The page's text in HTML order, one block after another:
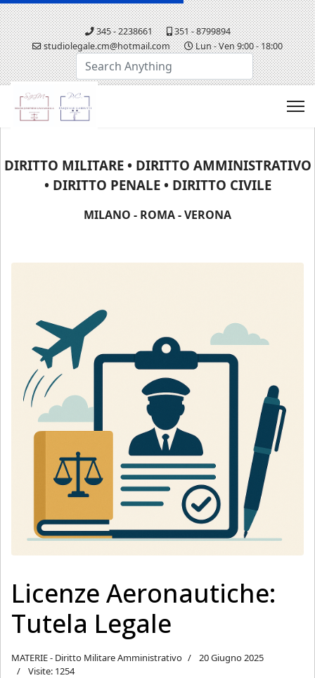
345 - 2238661
351 - 8799894
studiolegale.cm@hotmail.com
Lun - Ven 9:00 - 18:00
DIRITTO MILITARE • DIRITTO AMMINISTRATIVO
• DIRITTO PENALE • DIRITTO CIVILE
MILANO - ROMA - VERONA
Licenze Aeronautiche:
Tutela Legale
MATERIE - Diritto Militare Amministrativo
20 Giugno 2025
Visite: 1254